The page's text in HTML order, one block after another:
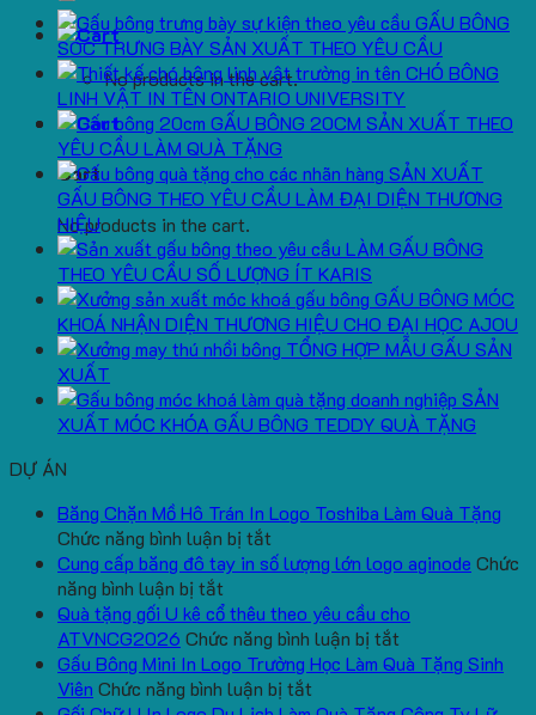
No products in the cart.
Cart
No products in the cart.
GẤU BÔNG
SÓC TRƯNG BÀY SẢN XUẤT THEO YÊU CẦU
CHÓ BÔNG
LINH VẬT IN TÊN ONTARIO UNIVERSITY
GẤU BÔNG 20CM SẢN XUẤT THEO
YÊU CẦU LÀM QUÀ TẶNG
SẢN XUẤT
GẤU BÔNG THEO YÊU CẦU LÀM ĐẠI DIỆN THƯƠNG
HIỆU
LÀM GẤU BÔNG
THEO YÊU CẦU SỐ LƯỢNG ÍT KARIS
GẤU BÔNG MÓC
KHOÁ NHẬN DIỆN THƯƠNG HIỆU CHO ĐẠI HỌC AJOU
TỔNG HỢP MẪU GẤU SẢN
XUẤT
SẢN
XUẤT MÓC KHÓA GẤU BÔNG TEDDY QUÀ TẶNG
DỰ ÁN
Băng Chặn Mồ Hô Trán In Logo Toshiba Làm Quà Tặng
Chức năng bình luận bị tắt
Băng
Mồ
Hô
Trán
In
Cung cấp băng đô tay in số lượng lớn logo aginode Chức
năng bình luận bị tắt
Cung
cấp
băng
đô
Quà tặng gối U kê cổ thêu theo yêu cầu cho
ATVNCG2026 Chức năng bình luận bị tắt
Quà
Gấu Bông Mini In Logo Trường Học Làm Quà Tặng Sinh
Viên Chức năng bình luận bị tắt